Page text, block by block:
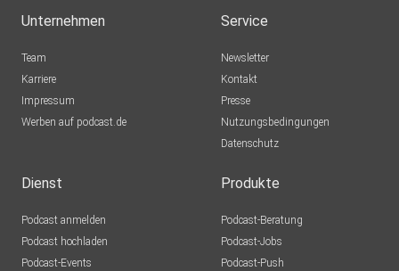
Unternehmen
Team
Karriere
Impressum
Werben auf podcast.de
Service
Newsletter
Kontakt
Presse
Nutzungsbedingungen
Datenschutz
Dienst
Podcast anmelden
Podcast hochladen
Podcast-Events
Produkte
Podcast-Beratung
Podcast-Jobs
Podcast-Push